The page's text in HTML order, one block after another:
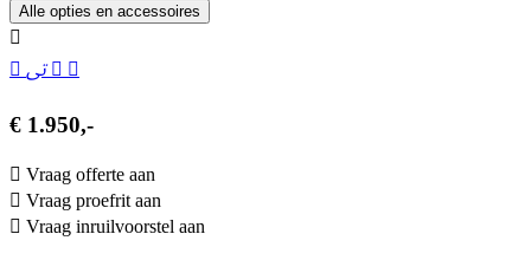
Alle opties en accessoires
€ 1.950,-
Vraag offerte aan
Vraag proefrit aan
Vraag inruilvoorstel aan